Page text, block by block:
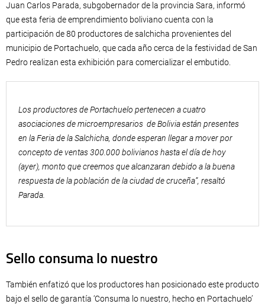
Juan Carlos Parada, subgobernador de la provincia Sara, informó
que esta feria de emprendimiento boliviano cuenta con la
participación de 80 productores de salchicha provenientes del
municipio de Portachuelo, que cada año cerca de la festividad de San
Pedro realizan esta exhibición para comercializar el embutido.
Los productores de Portachuelo pertenecen a cuatro
asociaciones de microempresarios de Bolivia están presentes
en la Feria de la Salchicha, donde esperan llegar a mover por
concepto de ventas 300.000 bolivianos hasta el día de hoy
(ayer), monto que creemos que alcanzaran debido a la buena
respuesta de la población de la ciudad de cruceña”, resaltó
Parada.
Sello consuma lo nuestro
También enfatizó que los productores han posicionado este producto
bajo el sello de garantía ‘Consuma lo nuestro, hecho en Portachuelo’